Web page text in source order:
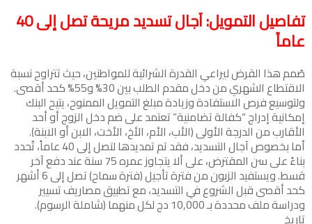
تفاصيل التمويل: آجال تسديد مريحة تصل إلى 40
عاماً
صُمم هذا القرض ليراعي القدرة الشرائية للمواطنين، حيث تتراوح نسبة
الاقتطاع الشهري من دخل مقدم الطلب بين 30% و55% كحد أقصى.
ولتوسيع فرص الاستفادة وزيادة مبلغ التمويل الممنوح، يتيح البنك
إمكانية إدراج “كفالة تضامنية” تعتمد على ضم دخل الزوج أو أحد
الأقارب من الدرجة الأولى (الأب، الأم، الأخ، الأخت، الابن أو الابنة).
أما بخصوص آجال التسديد، فقد تم تمديدها لتصل إلى 40 عاماً، تُحدد
بناءً على سن المقترض، على ألا يتجاوز عمره 75 سنة عند دفع آخر
قسط. ويستفيد الزبون من فترة تأجيل (فترة سماح) تصل إلى 6 أشهر
كحد أقصى قبل الشروع في التسديد، مع تطبيق مصاريف تسيير
ودراسة ملف محددة بـ 10,000 دج لكل منهما (شاملة الرسوم).
تاريخ